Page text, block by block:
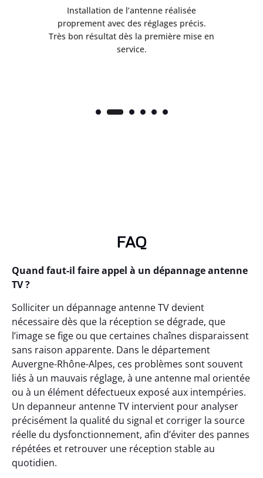
Installation de l’antenne réalisée
proprement avec des réglages précis.
Très bon résultat dès la première mise en
service.
FAQ
Quand faut-il faire appel à un dépannage antenne
TV ?
Solliciter un dépannage antenne TV devient
nécessaire dès que la réception se dégrade, que
l’image se fige ou que certaines chaînes disparaissent
sans raison apparente. Dans le département
Auvergne-Rhône-Alpes, ces problèmes sont souvent
liés à un mauvais réglage, à une antenne mal orientée
ou à un élément défectueux exposé aux intempéries.
Un depanneur antenne TV intervient pour analyser
précisément la qualité du signal et corriger la source
réelle du dysfonctionnement, afin d’éviter des pannes
répétées et retrouver une réception stable au
quotidien.